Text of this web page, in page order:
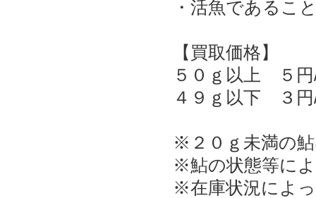
・活魚であるこ
【買取価格】
５０ｇ以上 ５
４９ｇ以下 ３
※２０ｇ未満の
※鮎の状態等に
※在庫状況によ